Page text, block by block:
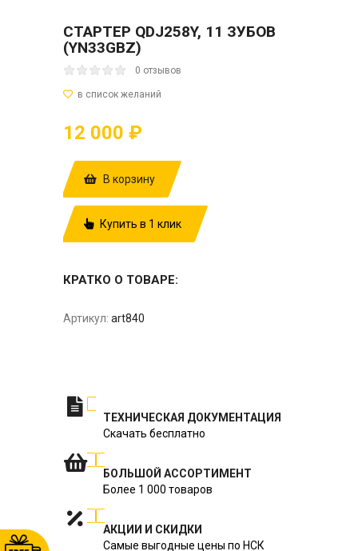
СТАРТЕР QDJ258Y, 11 ЗУБОВ
(YN33GBZ)
0 отзывов
12 000 ₽
В корзину
Купить в 1 клик
КРАТКО О ТОВАРЕ:
Артикул: art840
ТЕХНИЧЕСКАЯ ДОКУМЕНТАЦИЯ
Скачать бесплатно
БОЛЬШОЙ АССОРТИМЕНТ
Более 1 000 товаров
АКЦИИ И СКИДКИ
Самые выгодные цены по НСК